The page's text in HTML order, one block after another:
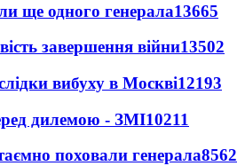
ще одного генерала13665
завершення війни13502
вибуху в Москві12193
дилемою - ЗМІ10211
поховали генерала8562